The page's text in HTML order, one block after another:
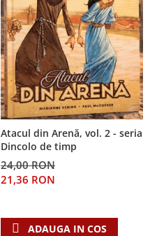
Atacul din Arenă, vol. 2 - seria
Dincolo de timp
24,00 RON
21,36 RON
ADAUGA IN COS